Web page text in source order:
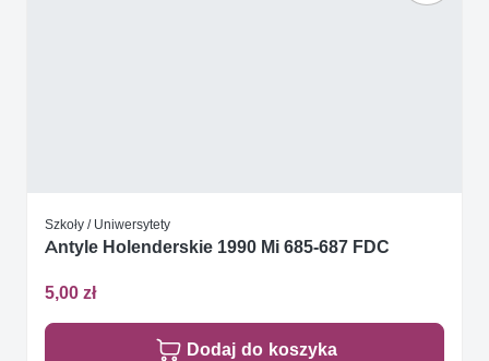
Szkoły / Uniwersytety
Antyle Holenderskie 1990 Mi 685-687 FDC
5,00 zł
Dodaj do koszyka